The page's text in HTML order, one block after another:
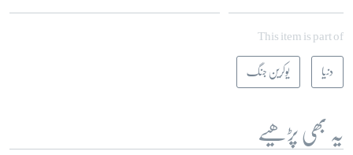
This item is part of
دنیا یوکرین جنگ
یہ بھی پڑھیے